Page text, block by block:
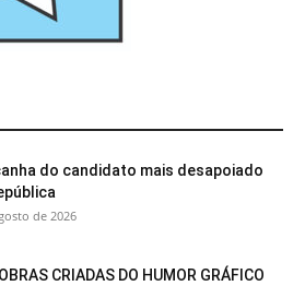
do candidato mais desapoiado
de 2026
CRIADAS DO HUMOR GRÁFICO